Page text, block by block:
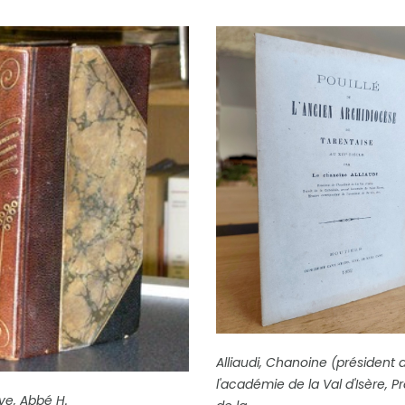
Chanoine (président de
Vatsyayana